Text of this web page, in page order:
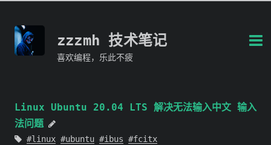
zzzmh 技术笔记
喜欢编程，乐此不疲
Linux Ubuntu 20.04 LTS 解决无法输入中文 输入
法问题
linux ubuntu ibus
fcitx